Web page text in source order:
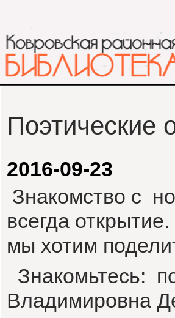
Поэтические
2016-09-23
Знакомство с
всегда
мы хотим
Знакомьтесь:
Владимировна